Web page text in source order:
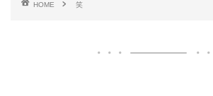
HOME 笑